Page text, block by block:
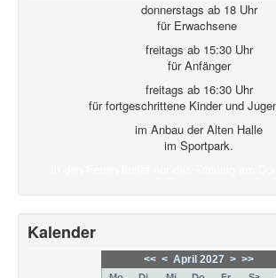
donnerstags ab 18 Uhr
für Erwachsene
freitags ab 15:30 Uhr
für Anfänger
freitags ab 16:30 Uhr
für fortgeschrittene Kinder und
im Anbau der Alten Halle
im Sportpark.
Kalender
<< < April 2027 > >>